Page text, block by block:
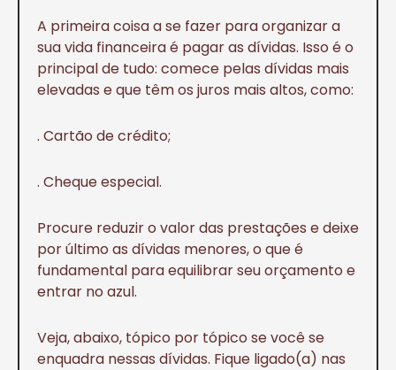
A primeira coisa a se fazer para organizar a
sua vida financeira é pagar as dívidas. Isso é o
principal de tudo: comece pelas dívidas mais
elevadas e que têm os juros mais altos, como:
. Cartão de crédito;
. Cheque especial.
Procure reduzir o valor das prestações e deixe
por último as dívidas menores, o que é
fundamental para equilibrar seu orçamento e
entrar no azul.
Veja, abaixo, tópico por tópico se você se
enquadra nessas dívidas. Fique ligado(a) nas